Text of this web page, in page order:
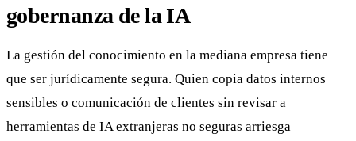
gobernanza de la IA
La gestión del conocimiento en la mediana empresa tiene
que ser jurídicamente segura. Quien copia datos internos
sensibles o comunicación de clientes sin revisar a
herramientas de IA extranjeras no seguras arriesga